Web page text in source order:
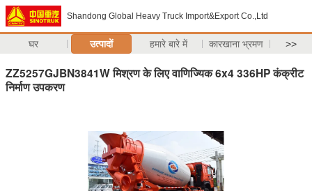
Shandong Global Heavy Truck Import&Export Co.,Ltd
घर उत्पादों हमारे बारे में कारखाना भ्रमण >>
ZZ5257GJBN3841W मिश्रण के लिए वाणिज्यिक 6x4 336HP कंक्रीट
निर्माण उपकरण